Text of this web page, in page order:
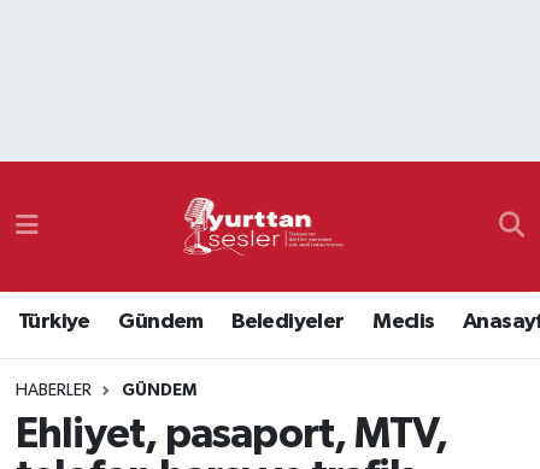
Türkiye Gündem Belediyeler Meclis
HABERLER GÜNDEM
Ehliyet, pasaport, MTV,
Namaz Vakitleri
Süper Lig Puan Durumu ve Fikstür
Tüm Manşetler
Son Dakika Haberleri